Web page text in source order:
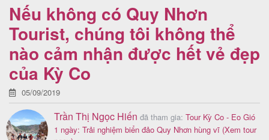
Tour
Quy
Nhơn
Tour
Nếu không có Quy Nhơn
Tourist, chúng tôi không thể
nào cảm nhận được hết vẻ đẹp
của Kỳ Co
05/09/2019
Trần Thị Ngọc Hiến đã tham gia: Tour Kỳ Co - Eo Gió
1 ngày: Trải nghiệm biển đảo Quy Nhơn hùng vĩ (Xem tour